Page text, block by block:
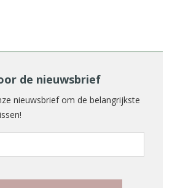
de nieuwsbrief
nieuwsbrief om de belangrijkste